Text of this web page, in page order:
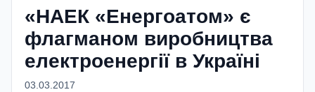
«НАЕК «Енергоатом» є
флагманом виробництва
електроенергії в Україні
03.03.2017